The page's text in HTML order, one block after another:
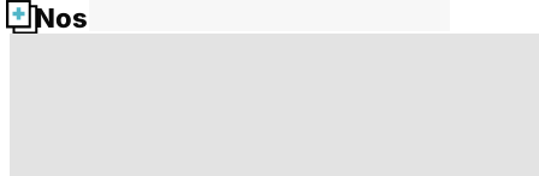
Nos fiches santé